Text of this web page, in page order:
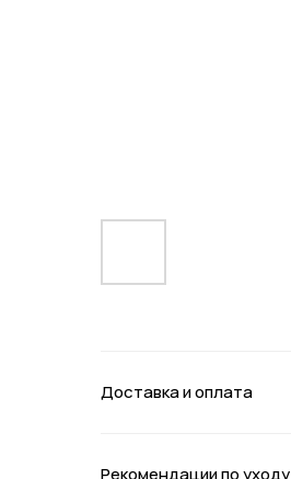
Доставка и оплата
Рекомендации по уходу